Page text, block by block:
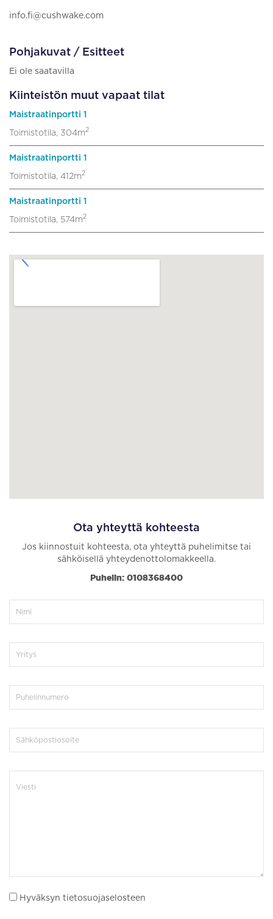
info.fi@cushwake.com
Pohjakuvat / Esitteet
Ei ole saatavilla
Kiinteistön muut vapaat tilat
Maistraatinportti 1
Toimistotila, 304m2
Maistraatinportti 1
Toimistotila, 412m2
Maistraatinportti 1
Toimistotila, 574m2
Ota yhteyttä kohteesta
Jos kiinnostuit kohteesta, ota yhteyttä puhelimitse tai
sähköisellä yhteydenottolomakkeella.
Puhelin: 0108368400
Hyväksyn tietosuojaselosteen